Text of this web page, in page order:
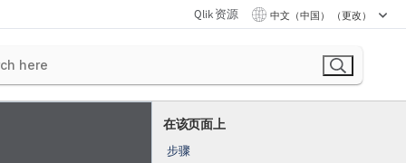
Qlik 资源 中文（中国） （更改）
在该页面上
步骤